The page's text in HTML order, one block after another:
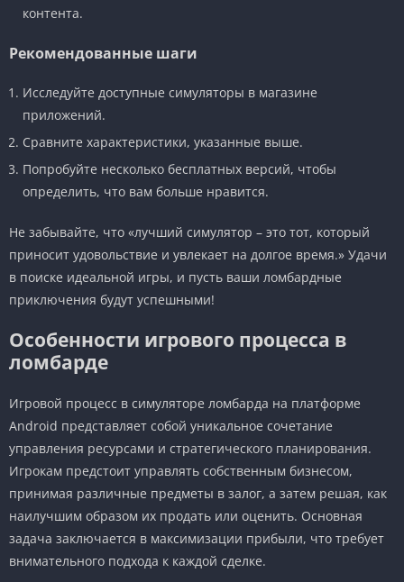
контента.
Рекомендованные шаги
Исследуйте доступные симуляторы в магазине
приложений.
Сравните характеристики, указанные выше.
Попробуйте несколько бесплатных версий, чтобы
определить, что вам больше нравится.
Не забывайте, что «лучший симулятор – это тот, который
приносит удовольствие и увлекает на долгое время.» Удачи
в поиске идеальной игры, и пусть ваши ломбардные
приключения будут успешными!
Особенности игрового процесса в
ломбарде
Игровой процесс в симуляторе ломбарда на платформе
Android представляет собой уникальное сочетание
управления ресурсами и стратегического планирования.
Игрокам предстоит управлять собственным бизнесом,
принимая различные предметы в залог, а затем решая, как
наилучшим образом их продать или оценить. Основная
задача заключается в максимизации прибыли, что требует
внимательного подхода к каждой сделке.